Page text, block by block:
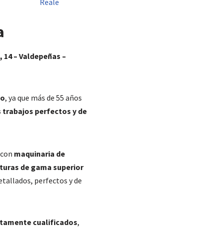
– Valdepeñas –
, ya que más de 55 años
trabajos perfectos y de
maquinaria de
de gama superior
perfectos y de
cualificados,